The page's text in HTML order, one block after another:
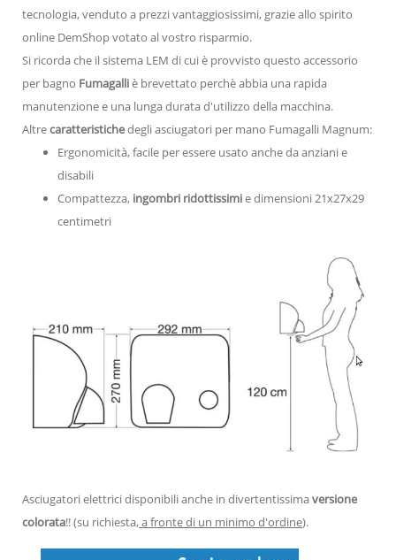
tecnologia, venduto a prezzi vantaggiosissimi, grazie allo spirito
online DemShop votato al vostro risparmio.
Si ricorda che il sistema LEM di cui è provvisto questo accessorio
per bagno Fumagalliè brevettato perchè abbia una rapida
manutenzione e una lunga durata d'utilizzo della macchina.
Altrecaratteristichedegli asciugatori per mano Fumagalli Magnum:
Ergonomicità, facile per essere usato anche da anziani e
disabili
Compattezza, ingombri ridottissimie dimensioni 21x27x29
centimetri
Asciugatori elettrici disponibili anche in divertentissimaversione
colorata!! (su richiesta,a fronte di un minimo d'ordine).